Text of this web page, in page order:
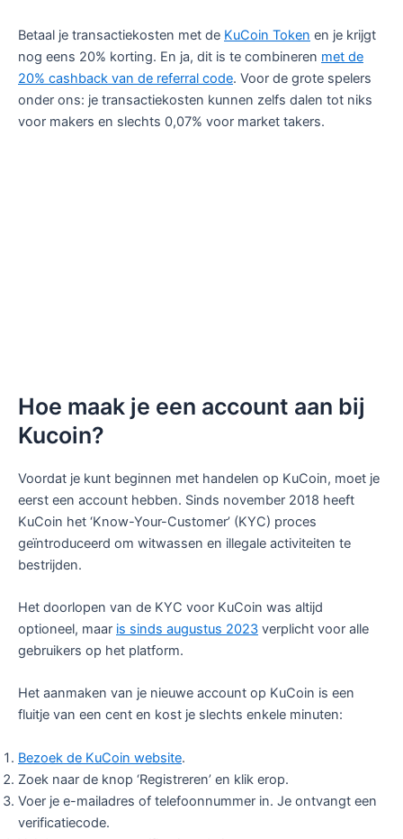
Betaal je transactiekosten met de KuCoin Token en je krijgt
nog eens 20% korting. En ja, dit is te combineren met de
20% cashback van de referral code. Voor de grote spelers
onder ons: je transactiekosten kunnen zelfs dalen tot niks
voor makers en slechts 0,07% voor market takers.
Hoe maak je een account aan bij
Kucoin?
Voordat je kunt beginnen met handelen op KuCoin, moet je
eerst een account hebben. Sinds november 2018 heeft
KuCoin het ‘Know-Your-Customer’ (KYC) proces
geïntroduceerd om witwassen en illegale activiteiten te
bestrijden.
Het doorlopen van de KYC voor KuCoin was altijd
optioneel, maar is sinds augustus 2023 verplicht voor alle
gebruikers op het platform.
Het aanmaken van je nieuwe account op KuCoin is een
fluitje van een cent en kost je slechts enkele minuten:
Bezoek de KuCoin website.
Zoek naar de knop ‘Registreren’ en klik erop.
Voer je e-mailadres of telefoonnummer in. Je ontvangt een
verificatiecode.